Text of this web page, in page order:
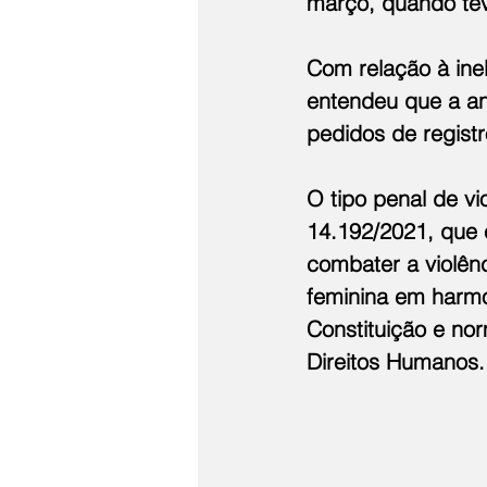
Com relação à
entendeu que a
pedidos de
O tipo penal de
14.192/2021,
combater a
feminina em
Constituição e
Direitos Humanos.